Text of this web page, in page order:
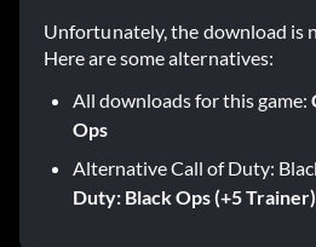
Unfortunately, the download is
Here are some alternatives:
All downloads for this game:
Ops
Alternative Call of Duty:
Duty: Black Ops (+5 Trainer)